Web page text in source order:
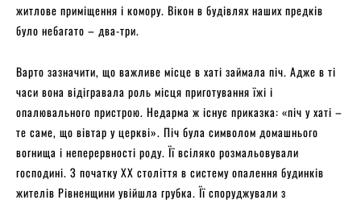
житлове приміщення і комору. Вікон в будівлях наших предків
було небагато – два-три.
Варто зазначити, що важливе місце в хаті займала піч. Адже в ті
часи вона відігравала роль місця приготування їжі і
опалювального пристрою. Недарма ж існує приказка: «піч у хаті –
те саме, що вівтар у церкві». Піч була символом домашнього
вогнища і неперервності роду. Її всіляко розмальовували
господині. З початку XX століття в систему опалення будинків
жителів Рівненщини увійшла грубка. Її споруджували з